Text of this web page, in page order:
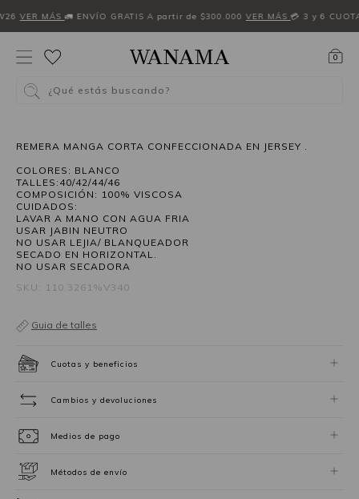
VER MÁS 🚛 ENVÍO GRATIS A partir de $300.000 VER MÁS 💳 3 y 6
0
¿Qué estás buscando?
REMERA MANGA CORTA CONFECCIONADA EN JERSEY .
COLORES: BLANCO
TALLES:40/42/44/46
COMPOSICIÓN: 100% VISCOSA
CUIDADOS:
LAVAR A MANO CON AGUA FRIA
USAR JABIN NEUTRO
NO USAR LEJIA/ BLANQUEADOR
SECADO EN HORIZONTAL.
NO USAR SECADORA
SKU: 110.3261%V340
Guia de talles
Cuotas y beneficios
Cambios y devoluciones
Medios de pago
Métodos de envío